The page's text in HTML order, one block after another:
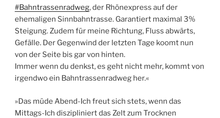
#Bahntrassenradweg, der Rhönexpress auf der
ehemaligen Sinnbahntrasse. Garantiert maximal 3%
Steigung. Zudem für meine Richtung, Fluss abwärts,
Gefälle. Der Gegenwind der letzten Tage koomt nun
von der Seite bis gar von hinten.
Immer wenn du denkst, es geht nicht mehr, kommt von
irgendwo ein Bahntrassenradweg her.«
»Das müde Abend-Ich freut sich stets, wenn das
Mittags-Ich diszipliniert das Zelt zum Trocknen